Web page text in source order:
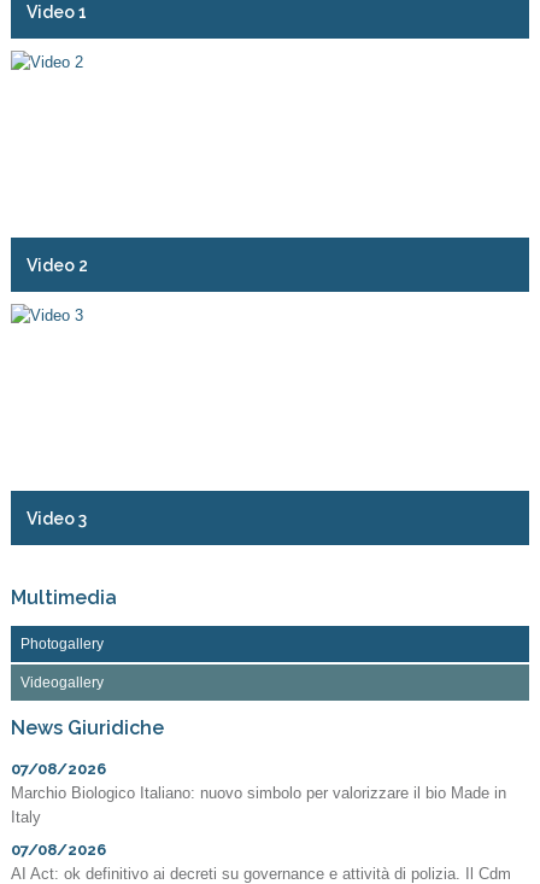
Video 1
Video 2
Video 3
Multimedia
Photogallery
Videogallery
News Giuridiche
07/08/2026
Marchio Biologico Italiano: nuovo simbolo per valorizzare il bio Made in
Italy
07/08/2026
AI Act: ok definitivo ai decreti su governance e attività di polizia. Il Cdm